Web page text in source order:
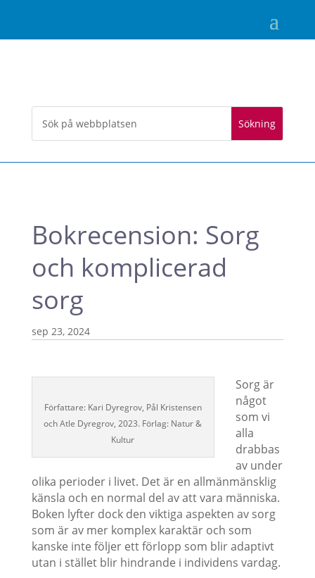
Bokrecension: Sorg
och komplicerad
sorg
sep 23, 2024
Författare: Kari Dyregrov, Pål Kristensen
och Atle Dyregrov, 2023. Förlag: Natur &
Kultur
Sorg är
något
som vi
alla
drabbas
av under
olika perioder i livet. Det är en allmänmänsklig
känsla och en normal del av att vara människa.
Boken lyfter dock den viktiga aspekten av sorg
som är av mer komplex karaktär och som
kanske inte följer ett förlopp som blir adaptivt
utan i stället blir hindrande i individens vardag.